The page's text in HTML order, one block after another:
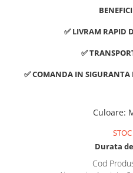
✅ LIVRAM RAPID
✅
✅ COMANDA IN SIGURANTA
Culoare:
Durata
Cod